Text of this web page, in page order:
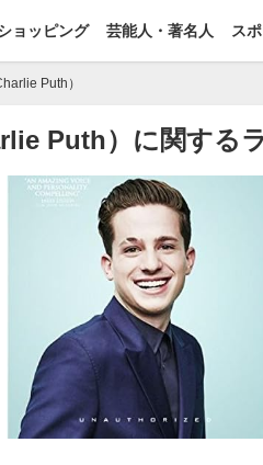
ョッピング 芸能人・著名人 ス
Puth）
Puth）に関する